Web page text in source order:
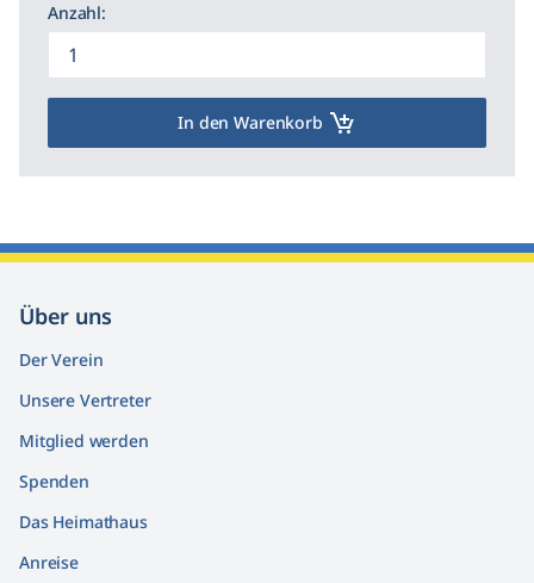
Anzahl:
In den Warenkorb
Über uns
Der Verein
Unsere Vertreter
Mitglied werden
Spenden
Das Heimathaus
Anreise